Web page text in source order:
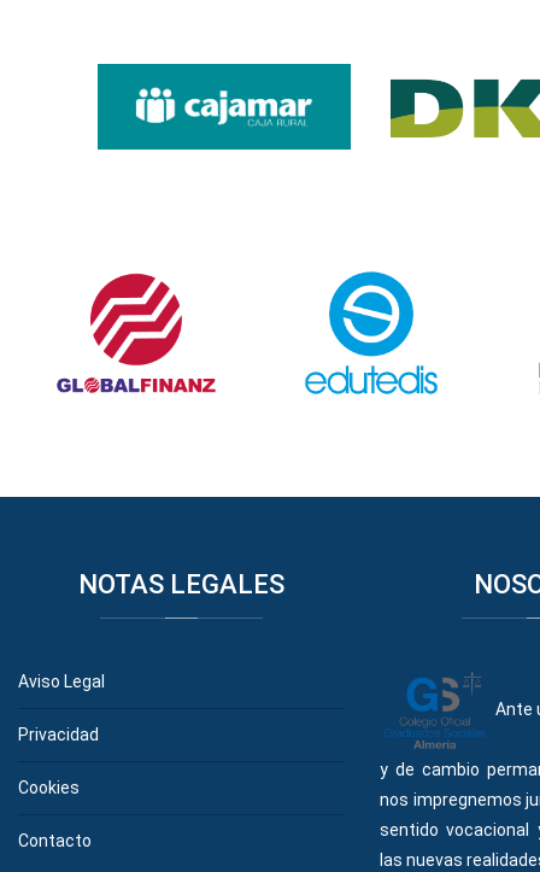
NOTASLEGALES
Aviso Legal
Privacidad
Cookies
Contacto
Ante
y de cambio
nos impregnemos
sentido
las nuevas